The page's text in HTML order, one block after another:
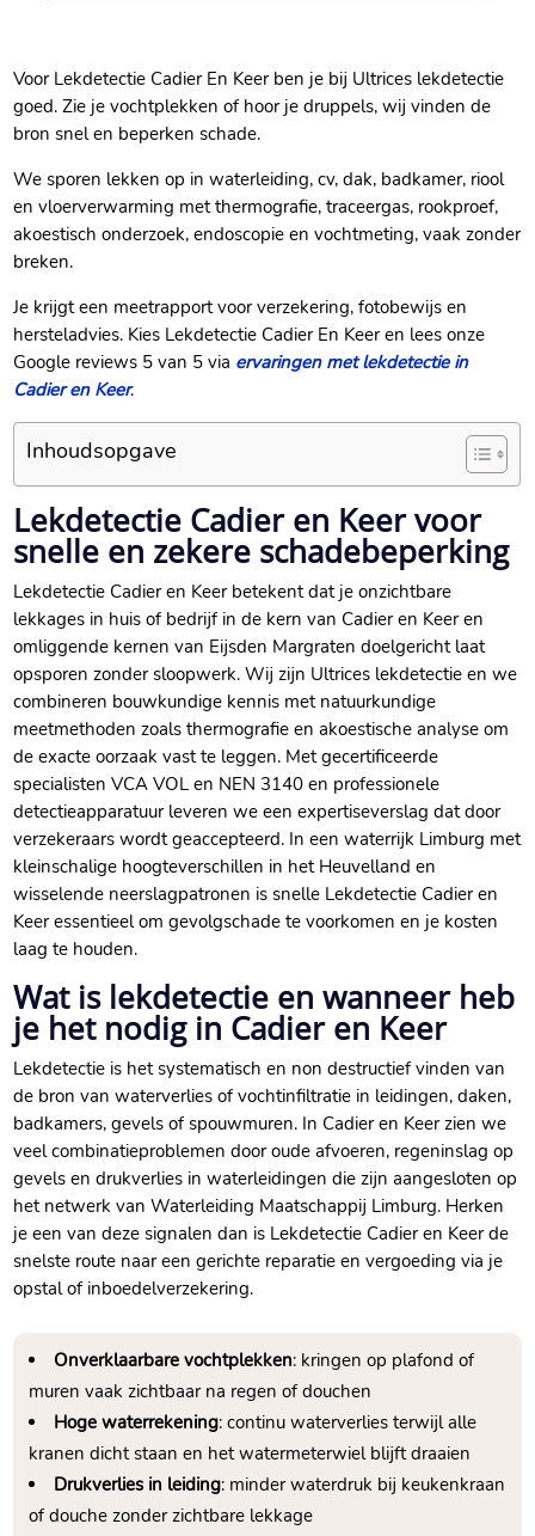
Voor Lekdetectie Cadier En Keer ben je bij Ultrices lekdetectie
goed.​ Zie je vochtplekken of hoor je druppels, wij vinden de
bron snel en beperken schade.​
We sporen lekken op in waterleiding, cv, dak, badkamer, riool
en vloerverwarming met thermografie, traceergas, rookproef,
akoestisch onderzoek, endoscopie en vochtmeting, vaak zonder
breken.​
Je krijgt een meetrapport voor verzekering, fotobewijs en
hersteladvies.​ Kies Lekdetectie Cadier En Keer en lees onze
Google reviews 5 van 5 via ervaringen met lekdetectie in
Cadier en Keer.​
Inhoudsopgave
Lekdetectie Cadier en Keer voor
snelle en zekere schadebeperking
Lekdetectie Cadier en Keer betekent dat je onzichtbare
lekkages in huis of bedrijf in de kern van Cadier en Keer en
omliggende kernen van Eijsden Margraten doelgericht laat
opsporen zonder sloopwerk.​ Wij zijn Ultrices lekdetectie en we
combineren bouwkundige kennis met natuurkundige
meetmethoden zoals thermografie en akoestische analyse om
de exacte oorzaak vast te leggen.​ Met gecertificeerde
specialisten VCA VOL en NEN 3140 en professionele
detectieapparatuur leveren we een expertiseverslag dat door
verzekeraars wordt geaccepteerd.​ In een waterrijk Limburg met
kleinschalige hoogteverschillen in het Heuvelland en
wisselende neerslagpatronen is snelle Lekdetectie Cadier en
Keer essentieel om gevolgschade te voorkomen en je kosten
laag te houden.​
Wat is lekdetectie en wanneer heb
je het nodig in Cadier en Keer
Lekdetectie is het systematisch en non destructief vinden van
de bron van waterverlies of vochtinfiltratie in leidingen, daken,
badkamers, gevels of spouwmuren.​ In Cadier en Keer zien we
veel combinatieproblemen door oude afvoeren, regeninslag op
gevels en drukverlies in waterleidingen die zijn aangesloten op
het netwerk van Waterleiding Maatschappij Limburg.​ Herken
je een van deze signalen dan is Lekdetectie Cadier en Keer de
snelste route naar een gerichte reparatie en vergoeding via je
opstal of inboedelverzekering.​
Onverklaarbare vochtplekken: kringen op plafond of
muren vaak zichtbaar na regen of douchen
Hoge waterrekening: continu waterverlies terwijl alle
kranen dicht staan en het watermeterwiel blijft draaien
Drukverlies in leiding: minder waterdruk bij keukenkraan
of douche zonder zichtbare lekkage